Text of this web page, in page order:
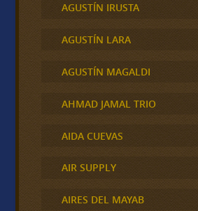
AGUSTÍN IRUSTA
AGUSTÍN LARA
AGUSTÍN MAGALDI
AHMAD JAMAL TRIO
AIDA CUEVAS
AIR SUPPLY
AIRES DEL MAYAB